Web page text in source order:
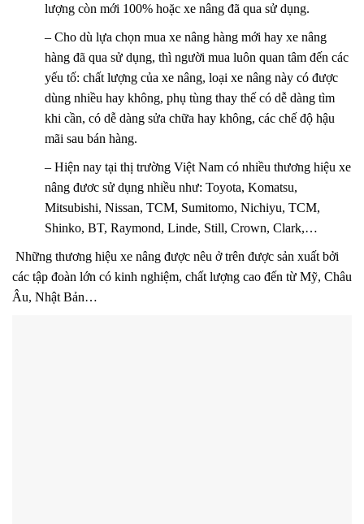
lượng còn mới 100% hoặc xe nâng đã qua sử dụng.
– Cho dù lựa chọn mua xe nâng hàng mới hay xe nâng
hàng đã qua sử dụng, thì người mua luôn quan tâm đến các
yếu tố: chất lượng của xe nâng, loại xe nâng này có được
dùng nhiều hay không, phụ tùng thay thế có dễ dàng tìm
khi cần, có dễ dàng sửa chữa hay không, các chế độ hậu
mãi sau bán hàng.
– Hiện nay tại thị trường Việt Nam có nhiều thương hiệu xe
nâng đươc sử dụng nhiều như: Toyota, Komatsu,
Mitsubishi, Nissan, TCM, Sumitomo, Nichiyu, TCM,
Shinko, BT, Raymond, Linde, Still, Crown, Clark,…
Những thương hiệu xe nâng được nêu ở trên được sản xuất bởi
các tập đoàn lớn có kinh nghiệm, chất lượng cao đến từ Mỹ, Châu
Âu, Nhật Bản…